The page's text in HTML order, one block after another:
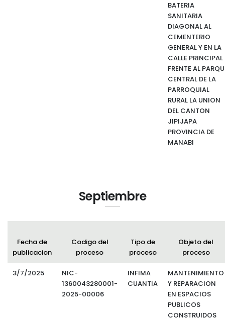
BATERIA
SANITARIA
DIAGONAL AL
CEMENTERIO
GENERAL Y EN LA
CALLE PRINCIPAL
FRENTE AL
CENTRAL DE LA
PARROQUIAL
RURAL LA UNION
DEL CANTON
JIPIJAPA
PROVINCIA DE
MANABI
Septiembre
Fecha de
publicacion
Codigo del
proceso
Tipo de
proceso
Objeto del
proceso
3/7/2025
NIC-
1360043280001-
2025-00006
INFIMA
CUANTIA
MANTENIMIENTO
Y REPARACION
EN ESPACIOS
PUBLICOS
CONSTRUIDOS